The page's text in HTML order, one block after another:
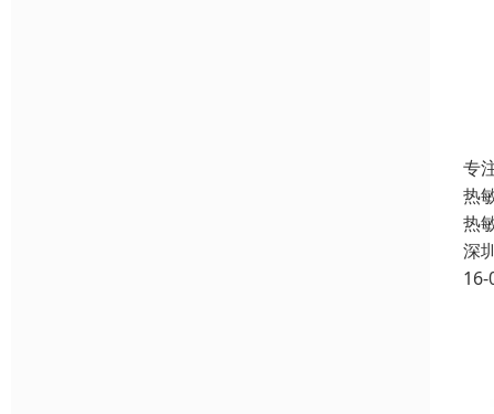
专
热
热
深
16-